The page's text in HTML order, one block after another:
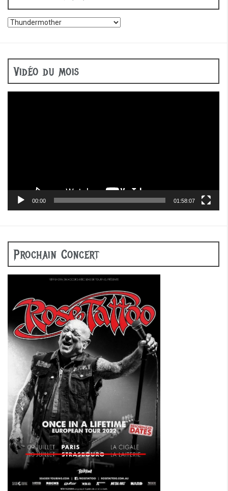
Vidéo du mois
00:00 01:58:07
Prochain Concert